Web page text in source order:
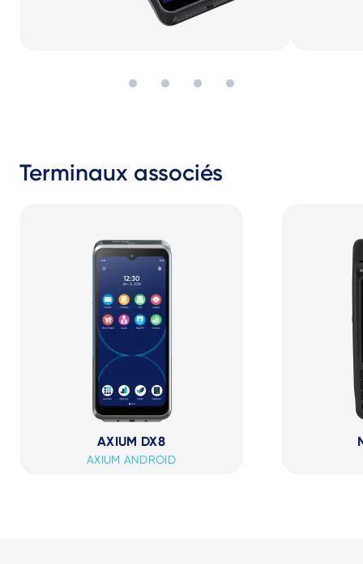
Terminaux associés
AXIUM DX8
AXIUM ANDROID